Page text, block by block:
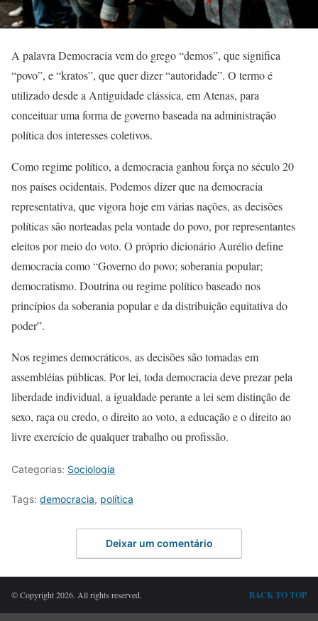
A palavra Democracia vem do grego “demos”, que significa
“povo”, e “kratos”, que quer dizer “autoridade”. O termo é
utilizado desde a Antiguidade clássica, em Atenas, para
conceituar uma forma de governo baseada na administração
política dos interesses coletivos.
Como regime político, a democracia ganhou força no século 20
nos países ocidentais. Podemos dizer que na democracia
representativa, que vigora hoje em várias nações, as decisões
políticas são norteadas pela vontade do povo, por representantes
eleitos por meio do voto. O próprio dicionário Aurélio define
democracia como “Governo do povo; soberania popular;
democratismo. Doutrina ou regime político baseado nos
princípios da soberania popular e da distribuição equitativa do
poder”.
Nos regimes democráticos, as decisões são tomadas em
assembléias públicas. Por lei, toda democracia deve prezar pela
liberdade individual, a igualdade perante a lei sem distinção de
sexo, raça ou credo, o direito ao voto, a educação e o direito ao
livre exercício de qualquer trabalho ou profissão.
Categorias: Sociologia
Tags: democracia, política
Deixar um comentário
© Copyright 2026. All rights reserved. BACK TO TOP